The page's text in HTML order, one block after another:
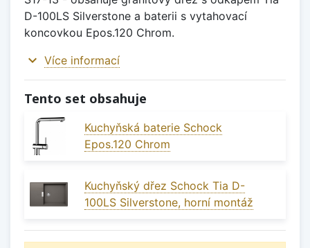
D-100LS Silverstone a baterii s vytahovací
koncovkou Epos.120 Chrom.
expand_more Více informací
Tento set obsahuje
Kuchyňská baterie Schock
Epos.120 Chrom
Kuchyňský dřez Schock Tia D-
100LS Silverstone, horní montáž